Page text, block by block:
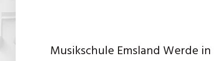
Musikschule Emsland Werde